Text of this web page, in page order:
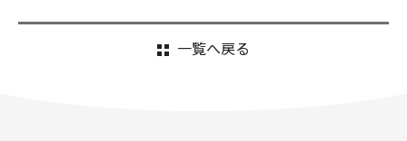
一覧へ戻る